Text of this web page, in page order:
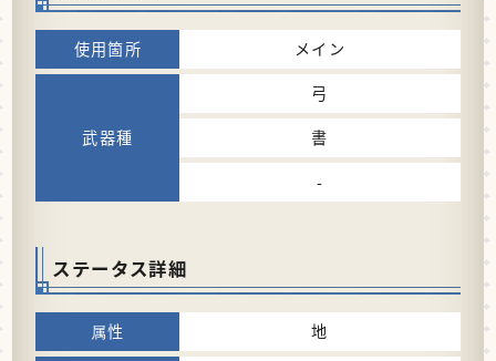
メイン
弓
書
-
ステータス詳細
地